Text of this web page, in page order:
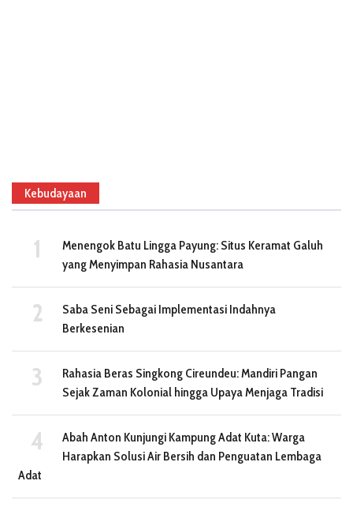
Kebudayaan
Menengok Batu Lingga Payung: Situs Keramat Galuh
yang Menyimpan Rahasia Nusantara
Saba Seni Sebagai Implementasi Indahnya
Berkesenian
Rahasia Beras Singkong Cireundeu: Mandiri Pangan
Sejak Zaman Kolonial hingga Upaya Menjaga Tradisi
Abah Anton Kunjungi Kampung Adat Kuta: Warga
Harapkan Solusi Air Bersih dan Penguatan Lembaga
Adat